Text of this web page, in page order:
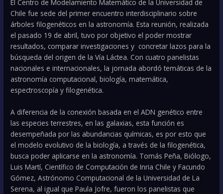
El Centro de Modelamiento Matemático de la Universidad de
Chile fue sede del primer encuentro interdisciplinario sobre
árboles filogenéticos en la astronomía. Esta reunión, realizada
el pasado 19 de abril, tuvo por objetivo el poder mostrar
resultados, comparar investigaciones y concretar lazos para la
búsqueda del origen de la Vía Láctea. Con cuatro panelistas
nacionales e internacionales, la jornada abordó temáticas de la
astronomía computacional, biología, matemática,
espectroscopía y filogenética.
A diferencia de la conexión basada en el ADN genético entre
las especies terrestres, en las galaxias, esta función es
desempeñada por las abundancias químicas, es por esto que
el modelo evolutivo de la biología, a través de la filogenética,
busca poder aplicarse en la astronomía. Tomás Peña, Biólogo,
Luis Martí, Científico de Computación de Inria Chile y Facundo
Gómez, Astrónomo Computacional de la Universidad de La
Serena, al igual que Paula Jofre, fueron los panelistas que